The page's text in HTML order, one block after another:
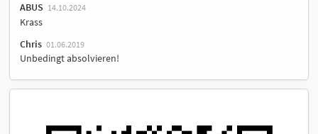
ABUS 14.10.2024
Krass
Chris 01.06.2019
Unbedingt absolvieren!